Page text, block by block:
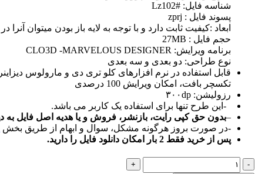
شناسه فایل: #Lz102
پسوند فایل : zprj
ابعاد :کیفیت ثابت دارد و با توجه به لایه باز بودن میتوان آنرا
حجم فایل : 27MB
برنامه ویرایش: CLO3D -MARVELOUS DESIGNER
نوع طراحی: دو بعدی و سه بعدی
قابل استفاده در نرم افزارهای کلو تری دی و مارولوس
تکسچر بافت، امکان ویرایش 100 درصدی
رزولیشن: ۳۰۰dp
-این طرح تنها برای استفاده یک کاربر می باشد.
–بدون حق کپی رایت، بازنشر، فروش و یا هدیه اصل فایل به
-در صورت بروز هرگونه مشکل، سوال و ابهام از طریق بخش
پس از خرید فقط 2 بار امکان دانلود فایل را دارید.